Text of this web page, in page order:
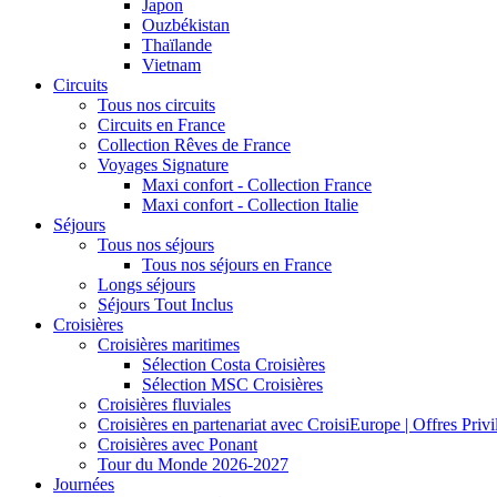
Japon
Ouzbékistan
Thaïlande
Vietnam
Circuits
Tous nos circuits
Circuits en France
Collection Rêves de France
Voyages Signature
Maxi confort - Collection France
Maxi confort - Collection Italie
Séjours
Tous nos séjours
Tous nos séjours en France
Longs séjours
Séjours Tout Inclus
Croisières
Croisières maritimes
Sélection Costa Croisières
Sélection MSC Croisières
Croisières fluviales
Croisières en partenariat avec CroisiEurope | Offres
Croisières avec Ponant
Tour du Monde 2026-2027
Journées